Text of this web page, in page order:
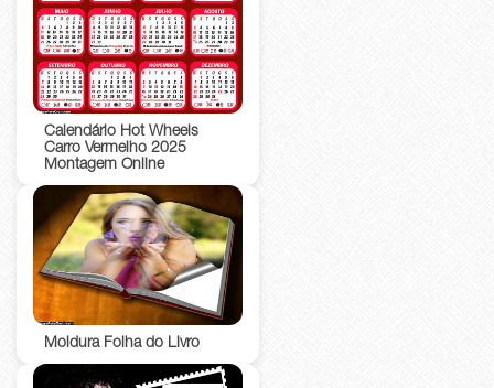
Calendário Hot Wheels
Carro Vermelho 2025
Montagem Online
Moldura Folha do Livro